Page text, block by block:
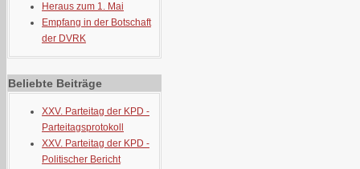
Heraus zum 1. Mai
Empfang in der Botschaft
der DVRK
Beliebte Beiträge
XXV. Parteitag der KPD -
Parteitagsprotokoll
XXV. Parteitag der KPD -
Politischer Bericht